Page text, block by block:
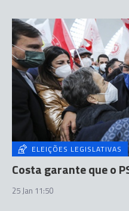
ELEIÇÕES LEGISLATIVAS
Costa garante que o
25 Jan 11:50